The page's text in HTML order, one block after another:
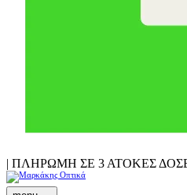
| ΠΛΗΡΩΜΗ ΣΕ 3 ΑΤΟΚΕΣ